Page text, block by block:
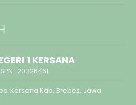
1 KERSANA
: 20326461
Kersana Kab. Brebes, Jawa